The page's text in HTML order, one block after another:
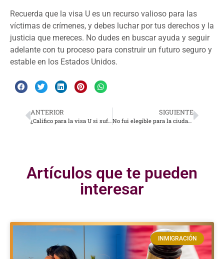
Recuerda que la visa U es un recurso valioso para las
víctimas de crímenes, y debes luchar por tus derechos y la
justicia que mereces. No dudes en buscar ayuda y seguir
adelante con tu proceso para construir un futuro seguro y
estable en los Estados Unidos.
ANTERIOR SIGUIENTE
No fui elegible para la ciudadanía en los Estados Unidos. ¿Podría intentarlo de nuevo?
Artículos que te pueden
interesar
INMIGRACIÓN